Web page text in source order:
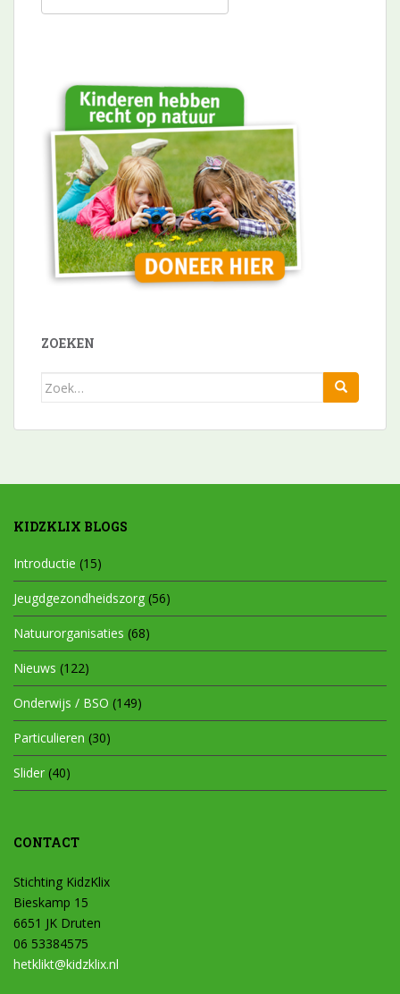
ZOEKEN
Zoek
KIDZKLIX BLOGS
Introductie (15)
Jeugdgezondheidszorg (56)
Natuurorganisaties (68)
Nieuws (122)
Onderwijs / BSO (149)
Particulieren (30)
Slider (40)
CONTACT
Stichting KidzKlix
Bieskamp 15
6651 JK Druten
06 53384575
hetklikt@kidzklix.nl